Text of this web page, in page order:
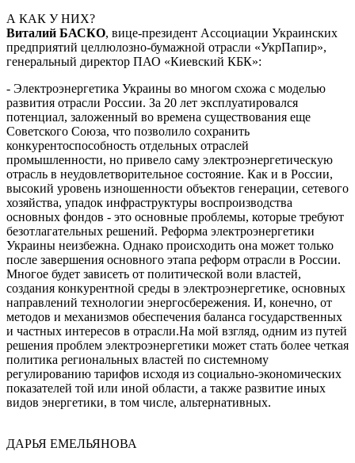
А КАК У НИХ?
Виталий БАСКО, вице-президент Ассоциации Украинских
предприятий целлюлозно-бумажной отрасли «УкрПапир»,
генеральный директор ПАО «Киевский КБК»:
- Электроэнергетика Украины во многом схожа с моделью
развития отрасли России. За 20 лет эксплуатировался
потенциал, заложенный во времена существования еще
Советского Союза, что позволило сохранить
конкурентоспособность отдельных отраслей
промышленности, но привело саму электроэнергетическую
отрасль в неудовлетворительное состояние. Как и в России,
высокий уровень изношенности объектов генерации, сетевого
хозяйства, упадок инфраструктуры воспроизводства
основных фондов - это основные проблемы, которые требуют
безотлагательных решений. Реформа электроэнергетики
Украины неизбежна. Однако происходить она может только
после завершения основного этапа реформ отрасли в России.
Многое будет зависеть от политической воли властей,
создания конкурентной среды в электроэнергетике, основных
направлений технологии энергосбережения. И, конечно, от
методов и механизмов обеспечения баланса государственных
и частных интересов в отрасли.На мой взгляд, одним из путей
решения проблем электроэнергетики может стать более четкая
политика региональных властей по системному
регулированию тарифов исходя из социально-экономических
показателей той или иной области, а также развитие иных
видов энергетики, в том числе, альтернативных.
ДАРЬЯ ЕМЕЛЬЯНОВА